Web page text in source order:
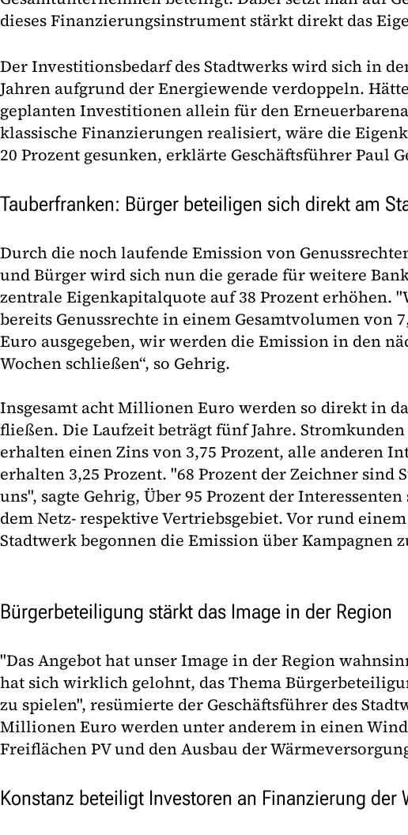
dieses Finanzierungsinstrument stärkt direkt das
Der Investitionsbedarf des Stadtwerks wird sich in
Jahren aufgrund der Energiewende verdoppeln.
geplanten Investitionen allein für den
klassische Finanzierungen realisiert, wäre die
20 Prozent gesunken, erklärte Geschäftsführer Paul
Tauberfranken: Bürger beteiligen sich direkt am
Durch die noch laufende Emission von
und Bürger wird sich nun die gerade für weitere
zentrale Eigenkapitalquote auf 38 Prozent erhöhen.
bereits Genussrechte in einem Gesamtvolumen von
Euro ausgegeben, wir werden die Emission in den
Wochen schließen“, so Gehrig.
Insgesamt acht Millionen Euro werden so direkt in
fließen. Die Laufzeit beträgt fünf Jahre. Stromkunden
erhalten einen Zins von 3,75 Prozent, alle anderen
erhalten 3,25 Prozent. "68 Prozent der Zeichner sind
uns", sagte Gehrig, Über 95 Prozent der
dem Netz- respektive Vertriebsgebiet. Vor rund
Stadtwerk begonnen die Emission über Kampagnen
Bürgerbeteiligung stärkt das Image in der Region
"Das Angebot hat unser Image in der Region
hat sich wirklich gelohnt, das Thema
zu spielen", resümierte der Geschäftsführer des
Millionen Euro werden unter anderem in einen
Freiflächen PV und den Ausbau der
Konstanz beteiligt Investoren an Finanzierung der